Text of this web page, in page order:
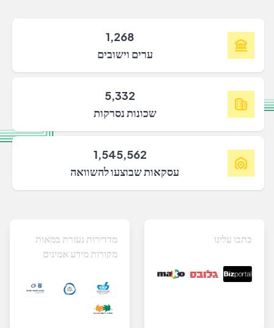
1,268
ערים וישובים
5,332
שכונות נסרקות
1,545,562
עסקאות שבוצעו להשוואה
מדדירות נעזרת במאות
מקורות מידע אמינים
כתבו עלינו